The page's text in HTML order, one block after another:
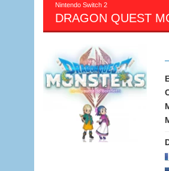
Nintendo Switch 2
DRAGON QUEST